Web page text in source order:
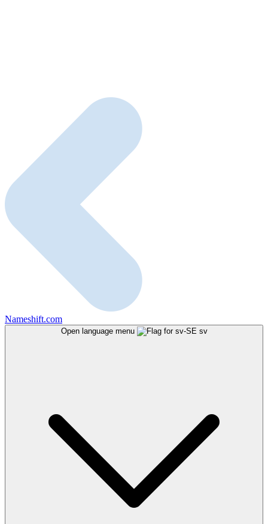
Nameshift.com
Open language menu sv